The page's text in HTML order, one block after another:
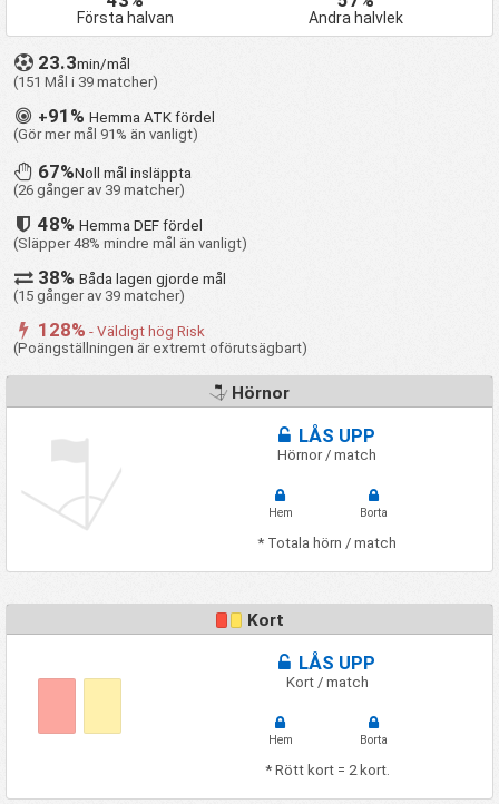
Första halvan Andra halvlek
23.3min/mål
(151 Mål i 39 matcher)
+91% Hemma ATK fördel
(Gör mer mål 91% än vanligt)
67%Noll mål insläppta
(26 gånger av 39 matcher)
48%Hemma DEF fördel
(Släpper 48% mindre mål än vanligt)
38%Båda lagen gjorde mål
(15 gånger av 39 matcher)
128% - Väldigt hög Risk
(Poängställningen är extremt oförutsägbart)
Hörnor
LÅS UPP
Hörnor / match
Hem Borta
* Totala hörn / match
Kort
LÅS UPP
Kort / match
Hem Borta
* Rött kort = 2 kort.